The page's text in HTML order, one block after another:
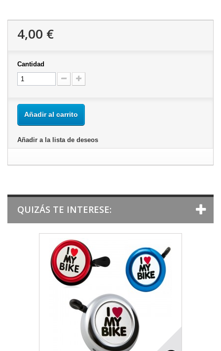
4,00 €
Cantidad
Añadir al carrito
Añadir a la lista de deseos
QUIZÁS TE INTERESE: